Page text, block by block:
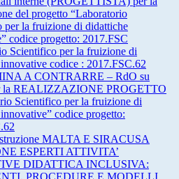
del progetto “Laboratorio
per la fruizione di didattiche
codice progetto: 2017.FSC
Scientifico per la fruizione di
codice : 2017.FSC.62
A CONTRARRE – RdO su
la REALIZZAZIONE PROGETTO
Scientifico per la fruizione di
codice progetto:
MALTA E SIRACUSA
ESPERTI ATTIVITA’
DIDATTICA INCLUSIVA: